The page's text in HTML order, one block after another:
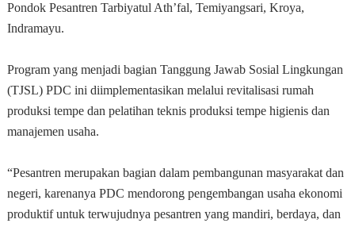
Pondok Pesantren Tarbiyatul Ath’fal, Temiyangsari, Kroya,
Indramayu.
Program yang menjadi bagian Tanggung Jawab Sosial Lingkungan
(TJSL) PDC ini diimplementasikan melalui revitalisasi rumah
produksi tempe dan pelatihan teknis produksi tempe higienis dan
manajemen usaha.
“Pesantren merupakan bagian dalam pembangunan masyarakat dan
negeri, karenanya PDC mendorong pengembangan usaha ekonomi
produktif untuk terwujudnya pesantren yang mandiri, berdaya, dan